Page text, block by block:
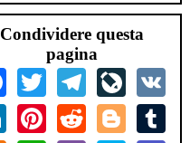
Condividere questa
pagina
FacebookTwitter Telegram
LinkedInPinterestReddit Blogger